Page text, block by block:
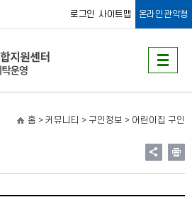
로그인 사이트맵 온라인관악청
홈 > 커뮤니티 > 구인정보 > 어린이집 구인